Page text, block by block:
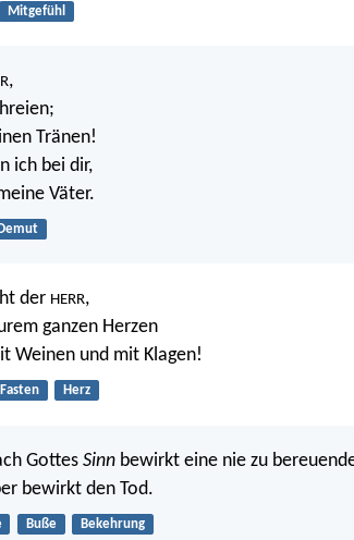
Mitgefühl
,
Tränen!
ich bei dir,
Väter.
Demut
der HERR,
ganzen Herzen
Weinen und mit Klagen!
Fasten Herz
Gottes Sinn bewirkt eine nie zu
bewirkt den Tod.
Buße Bekehrung